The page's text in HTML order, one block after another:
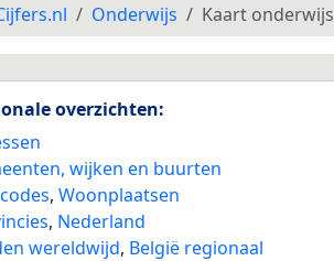
Onderwijs Kaart onderwijs
overzichten:
wijken en buurten
,Woonplaatsen
, Nederland
wereldwijd, België regionaal